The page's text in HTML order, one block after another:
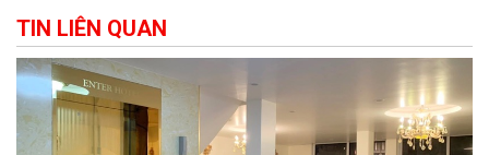
TIN LIÊN QUAN